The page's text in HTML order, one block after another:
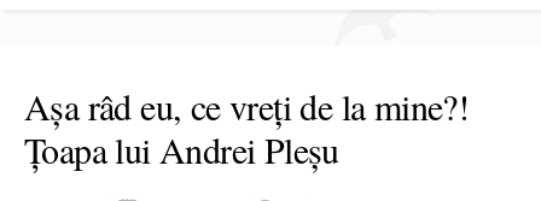
Așa râd eu, ce vreți de la mine?!
Țoapa lui Andrei Pleșu